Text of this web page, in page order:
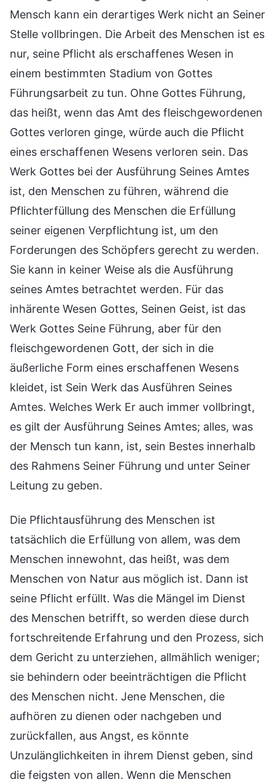
Mensch kann ein derartiges Werk nicht an Seiner
Stelle vollbringen. Die Arbeit des Menschen ist es
nur, seine Pflicht als erschaffenes Wesen in
einem bestimmten Stadium von Gottes
Führungsarbeit zu tun. Ohne Gottes Führung,
das heißt, wenn das Amt des fleischgewordenen
Gottes verloren ginge, würde auch die Pflicht
eines erschaffenen Wesens verloren sein. Das
Werk Gottes bei der Ausführung Seines Amtes
ist, den Menschen zu führen, während die
Pflichterfüllung des Menschen die Erfüllung
seiner eigenen Verpflichtung ist, um den
Forderungen des Schöpfers gerecht zu werden.
Sie kann in keiner Weise als die Ausführung
seines Amtes betrachtet werden. Für das
inhärente Wesen Gottes, Seinen Geist, ist das
Werk Gottes Seine Führung, aber für den
fleischgewordenen Gott, der sich in die
äußerliche Form eines erschaffenen Wesens
kleidet, ist Sein Werk das Ausführen Seines
Amtes. Welches Werk Er auch immer vollbringt,
es gilt der Ausführung Seines Amtes; alles, was
der Mensch tun kann, ist, sein Bestes innerhalb
des Rahmens Seiner Führung und unter Seiner
Leitung zu geben.
Die Pflichtausführung des Menschen ist
tatsächlich die Erfüllung von allem, was dem
Menschen innewohnt, das heißt, was dem
Menschen von Natur aus möglich ist. Dann ist
seine Pflicht erfüllt. Was die Mängel im Dienst
des Menschen betrifft, so werden diese durch
fortschreitende Erfahrung und den Prozess, sich
dem Gericht zu unterziehen, allmählich weniger;
sie behindern oder beeinträchtigen die Pflicht
des Menschen nicht. Jene Menschen, die
aufhören zu dienen oder nachgeben und
zurückfallen, aus Angst, es könnte
Unzulänglichkeiten in ihrem Dienst geben, sind
die feigsten von allen. Wenn die Menschen